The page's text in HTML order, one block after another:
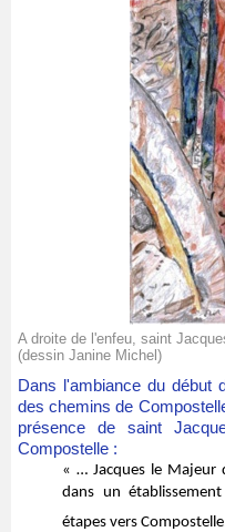
A droite de l'enfeu, saint
(dessin Janine Michel)
Dans l'ambiance du début des années 2000 et de l'inscription
des chemins de
présence de saint
Compostelle :
« … Jacques le Majeur
dans un
étapes vers